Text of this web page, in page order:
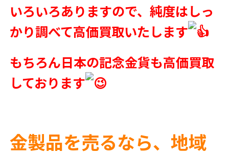
いろいろありますので、純度はしっ
かり調べて高価買取いたします
もちろん日本の記念金貨も高価買取
しております
金製品を売るなら、地域